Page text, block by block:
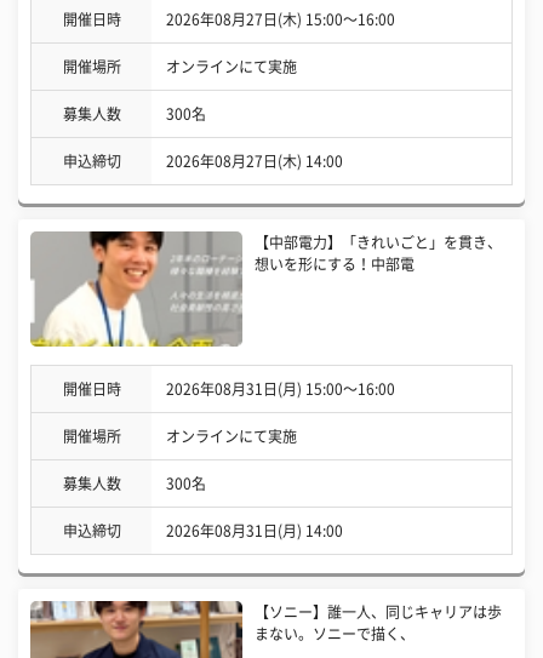
開催日時 2026年08月27日(木) 15:00〜16:00
開催場所 オンラインにて実施
募集人数 300名
申込締切 2026年08月27日(木) 14:00
【中部電力】「きれいごと」を貫き、
想いを形にする！中部電
開催日時 2026年08月31日(月) 15:00〜16:00
開催場所 オンラインにて実施
募集人数 300名
申込締切 2026年08月31日(月) 14:00
【ソニー】誰一人、同じキャリアは歩
まない。ソニーで描く、